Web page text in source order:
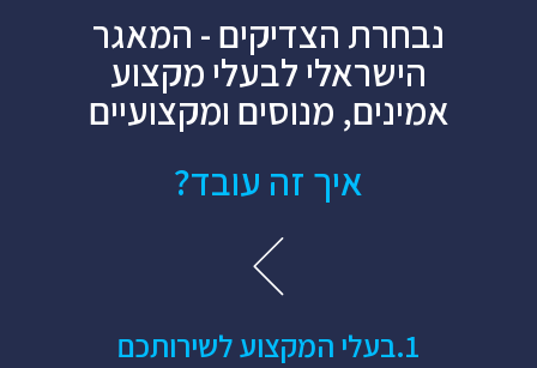
נבחרת הצדיקים - המאגר
הישראלי לבעלי מקצוע
אמינים, מנוסים ומקצועיים
איך זה עובד?
1.​בעלי המקצוע לשירותכם​